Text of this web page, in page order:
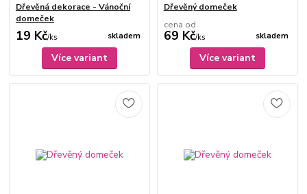
Dřevěná dekorace - Vánoční
domeček
19 Kč/ks skladem
Více variant
Dřevěný domeček
cena od
69 Kč/ks skladem
Více variant